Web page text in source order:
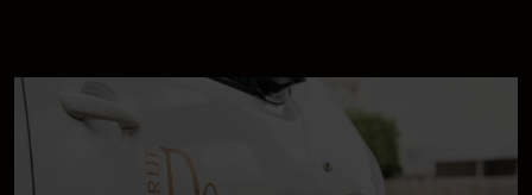
9,1
klanten vertellen